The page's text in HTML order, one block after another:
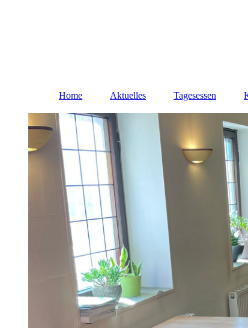
Home Aktuelles Tagesessen